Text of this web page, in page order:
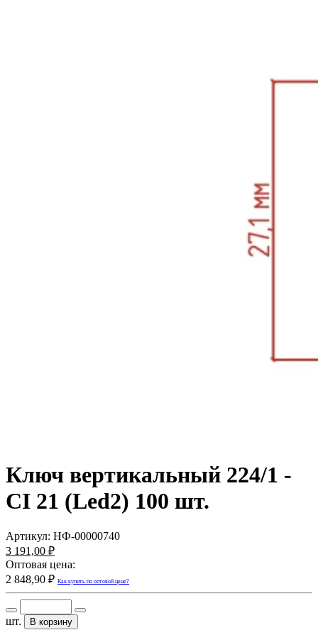
Ключ вертикальный 224/1 -
CI 21 (Led2) 100 шт.
Артикул: НФ-00000740
3 191,00 ₽
Оптовая цена:
2 848,90 ₽ Как купить по оптовой цене?
шт. В корзину